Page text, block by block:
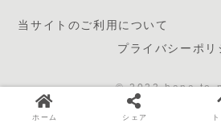
当サイトのご利用について
プライバシーポリ
© 2023 hana to
ホーム シェア